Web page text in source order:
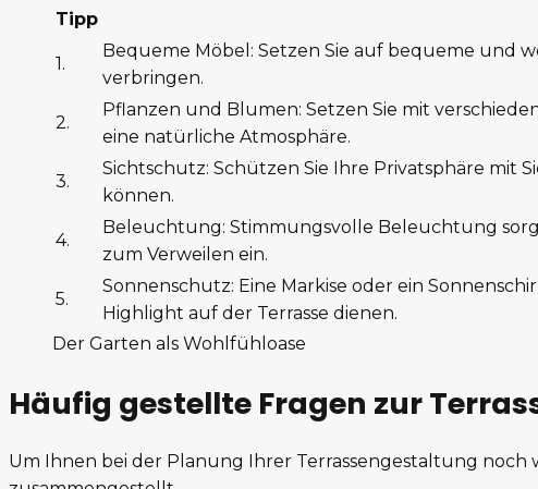
Tipp
1.
Bequeme Möbel: Setzen Sie auf bequeme und
verbringen.
2.
Pflanzen und Blumen: Setzen Sie mit
eine natürliche Atmosphäre.
3.
Sichtschutz: Schützen Sie Ihre Privatsphäre mit
können.
4.
Beleuchtung: Stimmungsvolle Beleuchtung
zum Verweilen ein.
5.
Sonnenschutz: Eine Markise oder ein
Highlight auf der Terrasse dienen.
Der Garten als Wohlfühloase
Häufig gestellte Fragen zur
Um Ihnen bei der Planung Ihrer Terrassengestaltung